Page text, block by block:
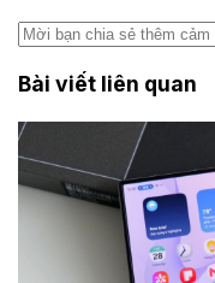
Bài viết liên quan